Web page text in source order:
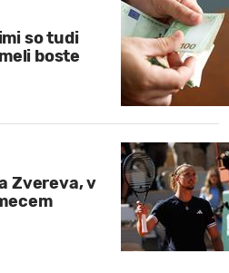
so tudi
boste
Zvereva, v